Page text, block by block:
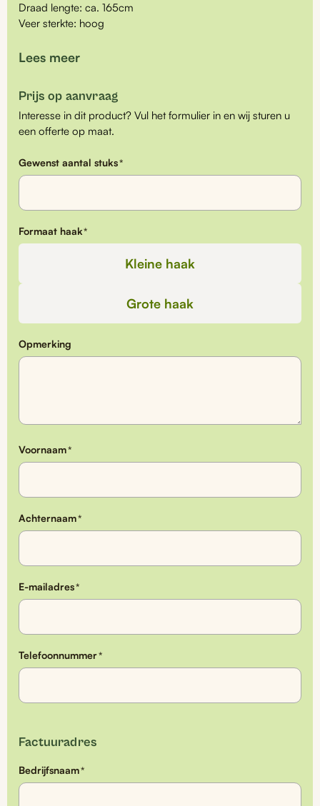
Draad lengte: ca. 165cm
Veer sterkte: hoog
NIEUW!
Lees meer
Prijs op aanvraag
Interesse in dit product? Vul het formulier in en wij sturen u
een offerte op maat.
Gewenst aantal stuks*
Formaat haak*
Kleine haak
Grote haak
Opmerking
Voornaam*
Achternaam*
E-mailadres*
Telefoonnummer*
Factuuradres
Bedrijfsnaam*